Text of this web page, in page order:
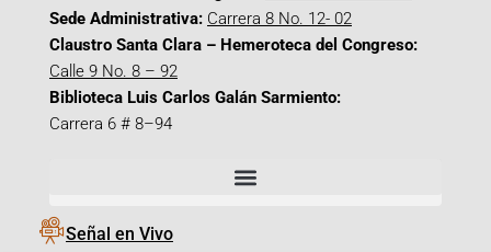
Sede Administrativa: Carrera 8 No. 12- 02
Claustro Santa Clara – Hemeroteca del Congreso:
Calle 9 No. 8 – 92
Biblioteca Luis Carlos Galán Sarmiento:
Carrera 6 # 8–94
Señal en Vivo